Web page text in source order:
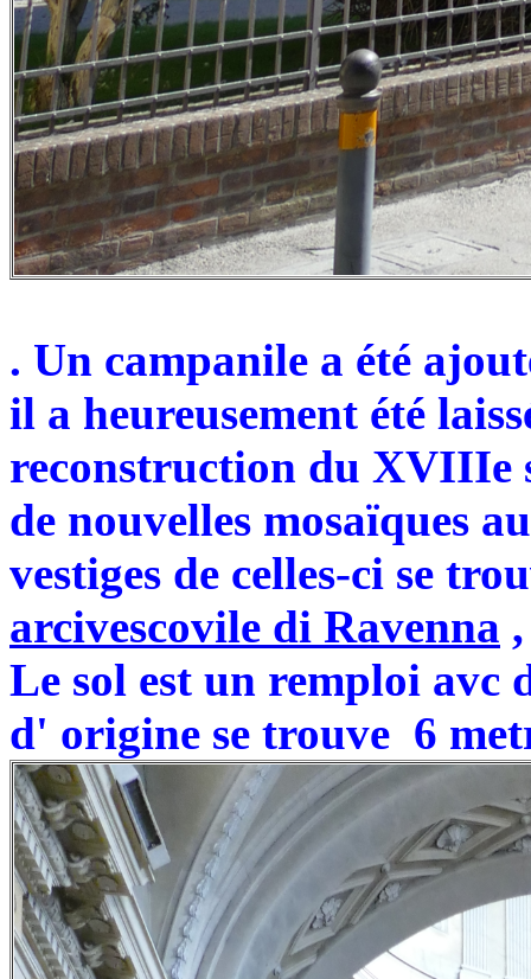
. Un campanile a été
il a heureusement été
reconstruction du XVIIIe
de nouvelles mosaïques
vestiges de celles-ci se
arcivescovile di Ravenna
Le sol est un remploi avc
d' origine se trouve 6